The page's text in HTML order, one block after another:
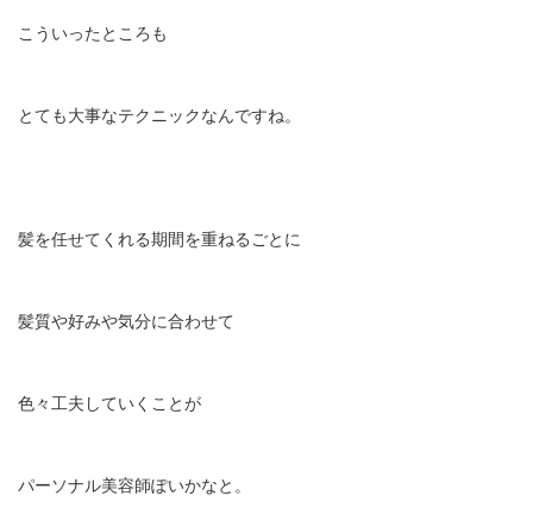
こういったところも
とても大事なテクニックなんですね。
髪を任せてくれる期間を重ねるごとに
髪質や好みや気分に合わせて
色々工夫していくことが
パーソナル美容師ぽいかなと。